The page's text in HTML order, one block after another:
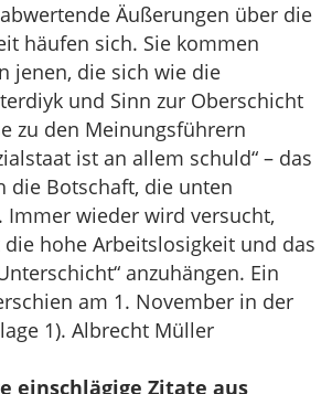
Äußerungen über die
häufen sich. Sie kommen
jenen, die sich wie die
und Sinn zur Oberschicht
zu den Meinungsführern
ist an allem schuld“ – das
die Botschaft, die unten
Immer wieder wird versucht,
die hohe Arbeitslosigkeit und das
anzuhängen. Ein
am 1. November in der
1). Albrecht Müller
einschlägige Zitate aus